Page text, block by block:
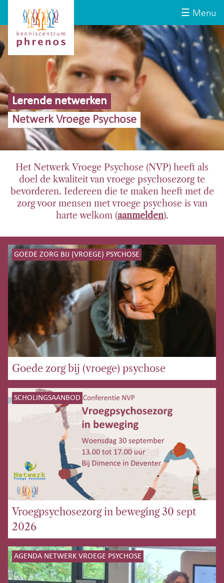
☰ Menu
Kenniscentrum
Phrenos
website
Lerende netwerken
Netwerk Vroege Psychose
Het Netwerk Vroege Psychose (NVP) heeft als
doel de kwaliteit van vroege psychosezorg te
bevorderen. Iedereen die te maken heeft met de
zorg voor mensen met vroege psychose is van
harte welkom (aanmelden).
GOEDE ZORG BIJ (VROEGE) PSYCHOSE
Goede zorg bij (vroege) psychose
SCHOLINGSAANBOD
Vroegpsychosezorg in beweging 30 sept
2026
AGENDA NETWERK VROEGE PSYCHOSE